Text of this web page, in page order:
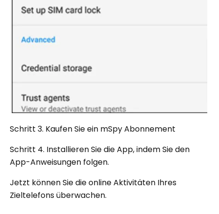
Schritt 3. Kaufen Sie ein mSpy Abonnement
Schritt 4. Installieren Sie die App, indem Sie den
App-Anweisungen folgen.
Jetzt können Sie die online Aktivitäten Ihres
Zieltelefons überwachen.